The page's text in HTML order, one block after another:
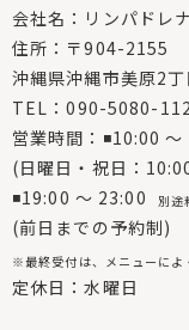
会社名：リンパドレ
住所：〒904-2155
沖縄県沖縄市美原2
TEL：090-5080-
営業時間：◾10:00
(日曜日・祝日：
◾19:00 〜 23:00
別
(前日までの予約制)
※最終受付は、メニューによ
定休日：水曜日